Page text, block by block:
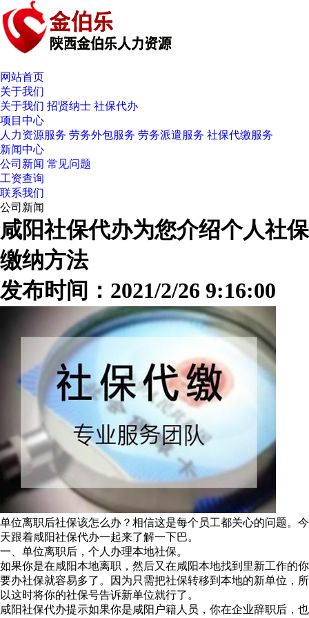
网站首页
关于我们
关于我们 招贤纳士 社保代办
项目中心
人力资源服务 劳务外包服务 劳务派遣服务 社保代缴服务
新闻中心
公司新闻 常见问题
工资查询
联系我们
公司新闻
咸阳社保代办为您介绍个人社保
缴纳方法
发布时间：2021/2/26 9:16:00
单位离职后社保该怎么办？相信这是每个员工都关心的问题。今
天跟着咸阳社保代办一起来了解一下巴。
一、单位离职后，个人办理本地社保。
如果你是在咸阳本地离职，然后又在咸阳本地找到里新工作的你
要办社保就容易多了。因为只需把社保转移到本地的新单位，所
以这时将你的社保号告诉新单位就行了。
咸阳社保代办提示如果你是咸阳户籍人员，你在企业辞职后，也